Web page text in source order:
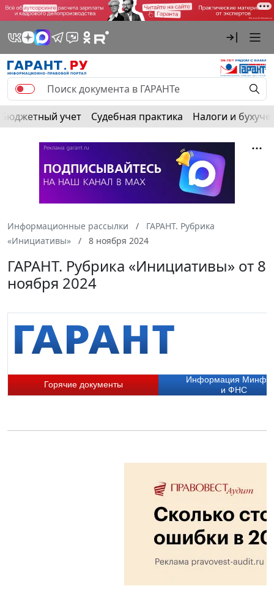
Бюджетный учет Судебная практика Налоги и
Информационные рассылки
ГАРАНТ. Рубрика
«Инициативы»
8 ноября 2024
ГАРАНТ. Рубрика «Инициативы» от 8
ноября 2024
Горячие документы
Информация
и ФНС